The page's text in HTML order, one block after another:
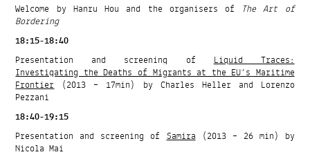
Welcome by Hanru Hou and the organisers of The Art of
Bordering
18:15-18:40
Presentation and screening ofLiquid Traces:
Investigating the Deaths of Migrants at the EU’s Maritime
Frontier(2013 – 17min) by Charles Heller and Lorenzo
Pezzani
18:40-19:15
Presentation and screening ofSamira(2013 – 26 min) by
Nicola Mai